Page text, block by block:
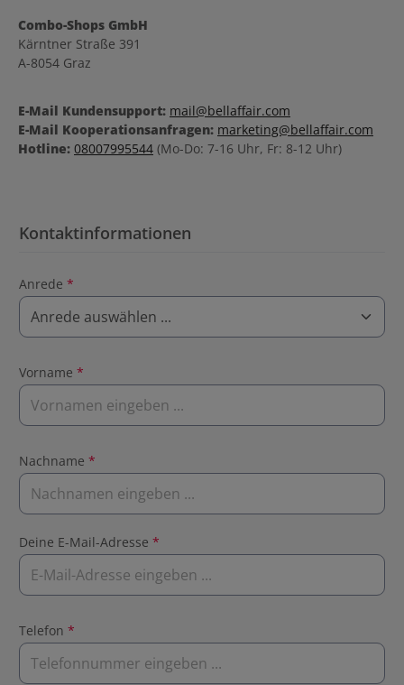
Combo-Shops GmbH
Kärntner Straße 391
A-8054 Graz
E-Mail Kundensupport: mail@bellaffair.com
E-Mail Kooperationsanfragen: marketing@bellaffair.com
Hotline: 08007995544 (Mo-Do: 7-16 Uhr, Fr: 8-12 Uhr)
Kontaktinformationen
Anrede *
Vorname *
Nachname *
Deine E-Mail-Adresse *
Telefon *